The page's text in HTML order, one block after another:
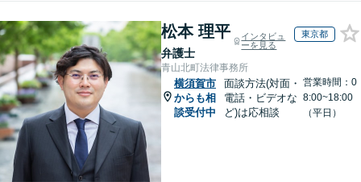
松本 理平
弁護士
インタビュ
ーを見る
東京都
青山北町法律事務所
横須賀市
からも相
談受付中
面談方法(対面・
電話・ビデオな
ど)は応相談
営業時間：0
8:00~18:00
（平日）